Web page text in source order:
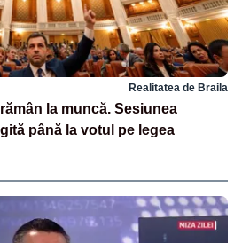
Realitatea de Braila
la muncă. Sesiunea
până la votul pe legea